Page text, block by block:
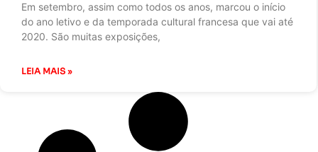
Em setembro, assim como todos os anos, marcou o início
do ano letivo e da temporada cultural francesa que vai até
2020. São muitas exposições,
LEIA MAIS »